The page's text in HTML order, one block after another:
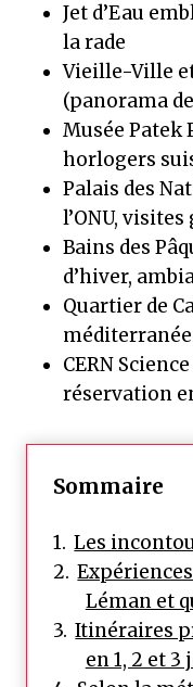
Jet d’Eau
la rade
Vieille-Ville
(panorama
Musée Patek
horlogers
Palais des
l’ONU, visites
Bains des
d’hiver,
Quartier de
CERN
réservation
Sommaire
Les
Léman et
Itinéraires
en 1, 2 et 3